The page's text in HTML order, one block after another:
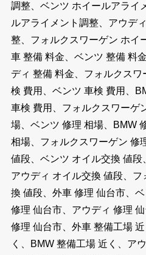
調整、ベンツ ホイールアライ
ルアライメント調整、アウデ
整、フォルクスワーゲン ホイ
車 整備 料金、ベンツ 整備 料
ディ 整備 料金、フォルクス
検 費用、ベンツ 車検 費用、
車検 費用、フォルクスワーゲ
場、ベンツ 修理 相場、BMW
相場、フォルクスワーゲン 修
値段、ベンツ オイル交換 値段
アウディ オイル交換 値段、
換 値段、外車 修理 仙台市、
修理 仙台市、アウディ 修理
修理 仙台市、外車 整備工場
く、BMW 整備工場 近く、ア